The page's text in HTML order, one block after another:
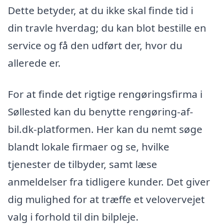
Dette betyder, at du ikke skal finde tid i
din travle hverdag; du kan blot bestille en
service og få den udført der, hvor du
allerede er.
For at finde det rigtige rengøringsfirma i
Søllested kan du benytte rengøring-af-
bil.dk-platformen. Her kan du nemt søge
blandt lokale firmaer og se, hvilke
tjenester de tilbyder, samt læse
anmeldelser fra tidligere kunder. Det giver
dig mulighed for at træffe et velovervejet
valg i forhold til din bilpleje.